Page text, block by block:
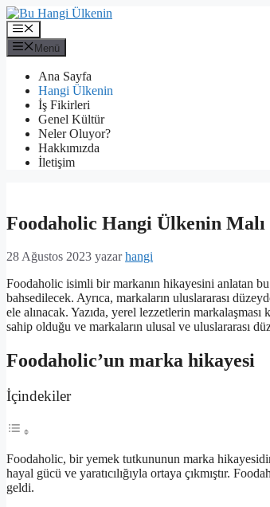
İçeriğe
atla
Menü
Menü
Ana Sayfa
Hangi Ülkenin
İş Fikirleri
Genel Kültür
Neler Oluyor?
Hakkımızda
İletişim
Foodaholic Hangi Ülkenin Malı
28 Ağustos 2023 yazarhangi
Foodaholic isimli bir markanın hikayesini anlatan bu
bahsedilecek. Ayrıca, markaların uluslararası
ele alınacak. Yazıda, yerel lezzetlerin
sahip olduğu ve markaların ulusal ve uluslararası
Foodaholic’un marka hikayesi
İçindekiler
Foodaholic, bir yemek tutkununun marka
hayal gücü ve yaratıcılığıyla ortaya çıkmıştır.
geldi.